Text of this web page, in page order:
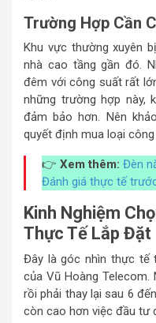
Trường Hợp Cần
Khu vực thường xuyên
nhà cao tầng gần đó.
đêm với công suất rất
những trường hợp này,
đảm bảo hơn. Nên
quyết định mua loại
👉 Xem thêm: Đèn
Đánh giá thực tế
Kinh Nghiệm
Thực Tế Lắp Đặt
Đây là góc nhìn thực tế
của Vũ Hoàng Telecom.
rồi phải thay lại sau 6
còn cao hơn việc đầu tư